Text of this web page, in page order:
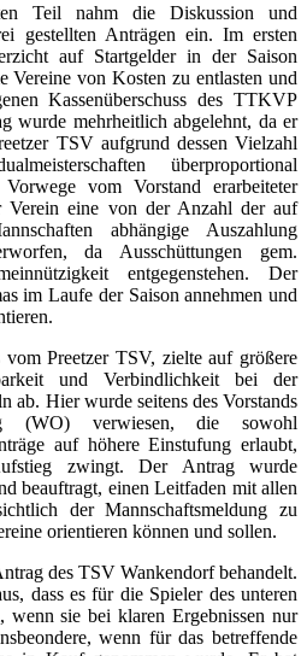
Teil nahm die Diskussion und
gestellten Anträgen ein. Im ersten
auf Startgelder in der Saison
Vereine von Kosten zu entlasten und
Kassenüberschuss des TTKVP
wurde mehrheitlich abgelehnt, da er
TSV aufgrund dessen Vielzahl
überproportional
vom Vorstand erarbeiteter
Verein eine von der Anzahl der auf
abhängige Auszahlung
da Ausschüttungen gem.
entgegenstehen. Der
im Laufe der Saison annehmen und
Preetzer TSV, zielte auf größere
und Verbindlichkeit bei der
ab. Hier wurde seitens des Vorstands
(WO) verwiesen, die sowohl
auf höhere Einstufung erlaubt,
zwingt. Der Antrag wurde
beauftragt, einen Leitfaden mit allen
der Mannschaftsmeldung zu
orientieren können und sollen.
des TSV Wankendorf behandelt.
dass es für die Spieler des unteren
wenn sie bei klaren Ergebnissen nur
wenn für das betreffende